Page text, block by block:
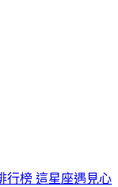
行榜 這星座遇見心